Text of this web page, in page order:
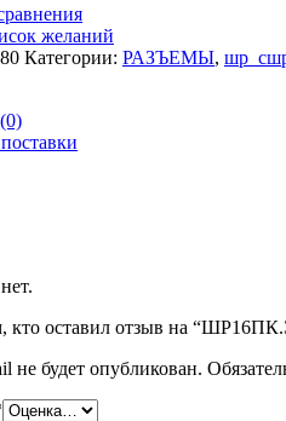
желаний
Категории: РАЗЪЕМЫ,
кто оставил отзыв на
не будет опубликован.